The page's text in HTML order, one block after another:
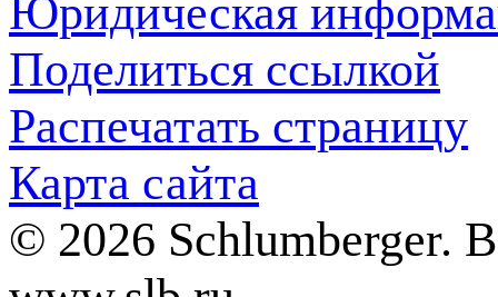
Юридическая
Поделиться ссылкой
Распечатать страницу
Карта сайта
© 2026 Schlumberger.